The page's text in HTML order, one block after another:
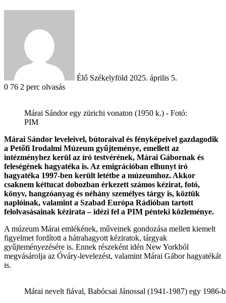
Élő Székelyföld 2025. április 5.
0 76 2 perc olvasás
Márai Sándor egy zürichi vonaton (1950 k.) - Fotó:
PIM
Márai Sándor leveleivel, bútoraival és fényképeivel gazdagodik
a Petőfi Irodalmi Múzeum gyűjteménye, emellett az
intézményhez kerül az író testvérének, Márai Gábornak és
feleségének hagyatéka is. Az emigrációban elhunyt író
hagyatéka 1997-ben került letétbe a múzeumhoz. Akkor
csaknem kéttucat dobozban érkezett számos kézirat, fotó,
könyv, hangzóanyag és néhány személyes tárgy is, köztük
naplóinak, valamint a Szabad Európa Rádióban tartott
felolvasásainak kézirata – idézi fel a PIM pénteki közleménye.
A múzeum Márai emlékének, műveinek gondozása mellett kiemelt
figyelmet fordított a hátrahagyott kéziratok, tárgyak
gyűjteményezésére is. Ennek részeként idén New Yorkból
megvásárolja az Óváry-levelezést, valamint Márai Gábor hagyatékát
is.
Márai nevelt fiával, Babócsai Jánossal (1941-1987) egy